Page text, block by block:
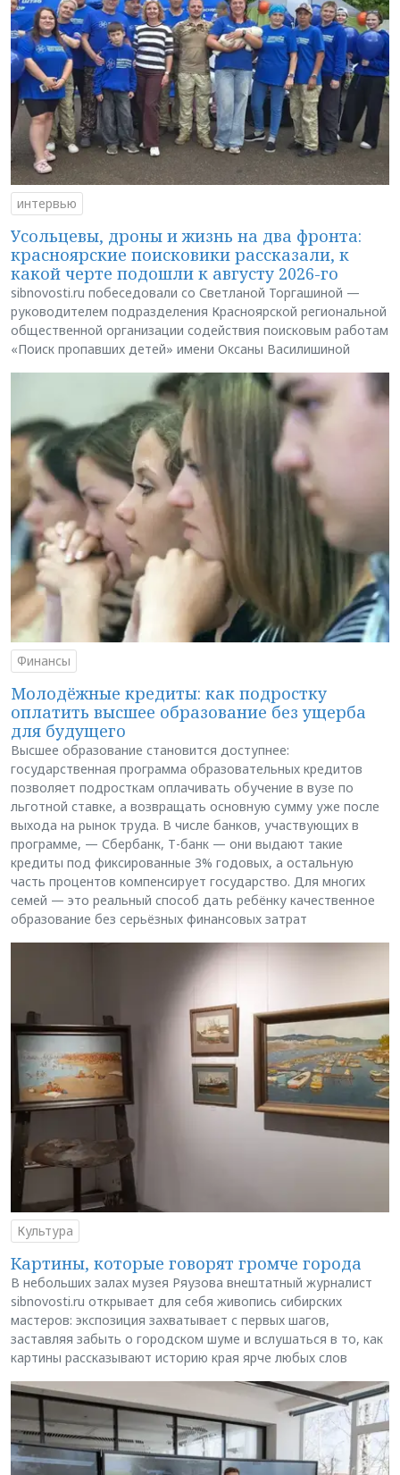
интервью
Усольцевы, дроны и жизнь на два фронта:
красноярские поисковики рассказали, к
какой черте подошли к августу 2026-го
sibnovosti.ru побеседовали со Светланой Торгашиной —
руководителем подразделения Красноярской региональной
общественной организации содействия поисковым работам
«Поиск пропавших детей» имени Оксаны Василишиной
Финансы
Молодёжные кредиты: как подростку
оплатить высшее образование без ущерба
для будущего
Высшее образование становится доступнее:
государственная программа образовательных кредитов
позволяет подросткам оплачивать обучение в вузе по
льготной ставке, а возвращать основную сумму уже после
выхода на рынок труда. В числе банков, участвующих в
программе, — Сбербанк, Т-банк — они выдают такие
кредиты под фиксированные 3% годовых, а остальную
часть процентов компенсирует государство. Для многих
семей — это реальный способ дать ребёнку качественное
образование без серьёзных финансовых затрат
Культура
Картины, которые говорят громче города
В небольших залах музея Ряузова внештатный журналист
sibnovosti.ru открывает для себя живопись сибирских
мастеров: экспозиция захватывает с первых шагов,
заставляя забыть о городском шуме и вслушаться в то, как
картины рассказывают историю края ярче любых слов